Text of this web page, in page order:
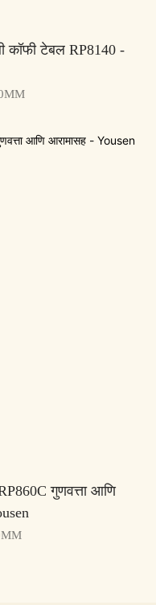
कॉफी टेबल RP8140 -
गुणवत्ता आणि